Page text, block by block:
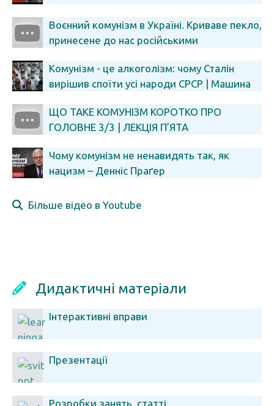
Воєнний комунізм в Україні. Криваве пекло,
принесене до нас російськими
Комунізм - це алкоголізм: чому Сталін
вирішив споїти усі народи СРСР | Машина
ЩО ТАКЕ КОМУНІЗМ КОРОТКО ПРО
ГОЛОВНЕ 3/3 | ЛЕКЦІЯ П’ЯТА
Чому комунізм не ненавидять так, як
нацизм – Денніс Праґер
Більше відео в Youtube
Дидактичні матеріали
Інтерактивні вправи
Презентації
Розробки занять, статті